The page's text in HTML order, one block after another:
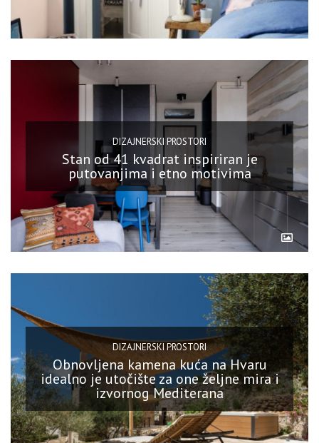
DIZAJNERSKI PROSTORI
Stan od 41 kvadrat inspiriran je
putovanjima i etno motivima
DIZAJNERSKI PROSTORI
Obnovljena kamena kuća na Hvaru
idealno je utočište za one željne mira i
izvornog Mediterana